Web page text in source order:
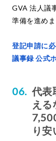
GVA 法人議
準備を進めま
登記申請に
議事録 公式
代表
え
り安